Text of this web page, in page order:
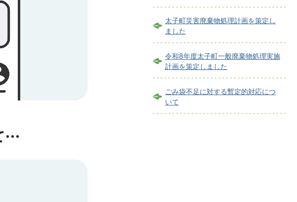
太子町災害廃棄物処理計画を策定し
ました
令和8年度太子町一般廃棄物処理実施
計画を策定しました
ごみ袋不足に対する暫定的対応につ
いて